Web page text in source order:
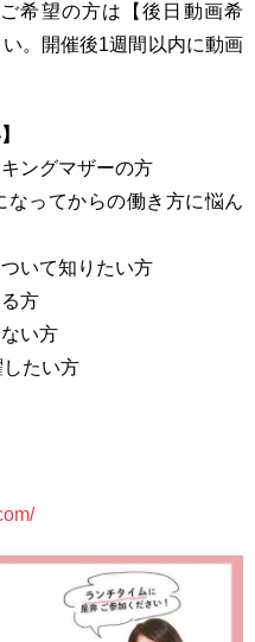
希望の方は【後日動画希
。開催後1週間以内に動画
ングマザーの方
なってからの働き方に悩ん
いて知りたい方
方
い方
したい方